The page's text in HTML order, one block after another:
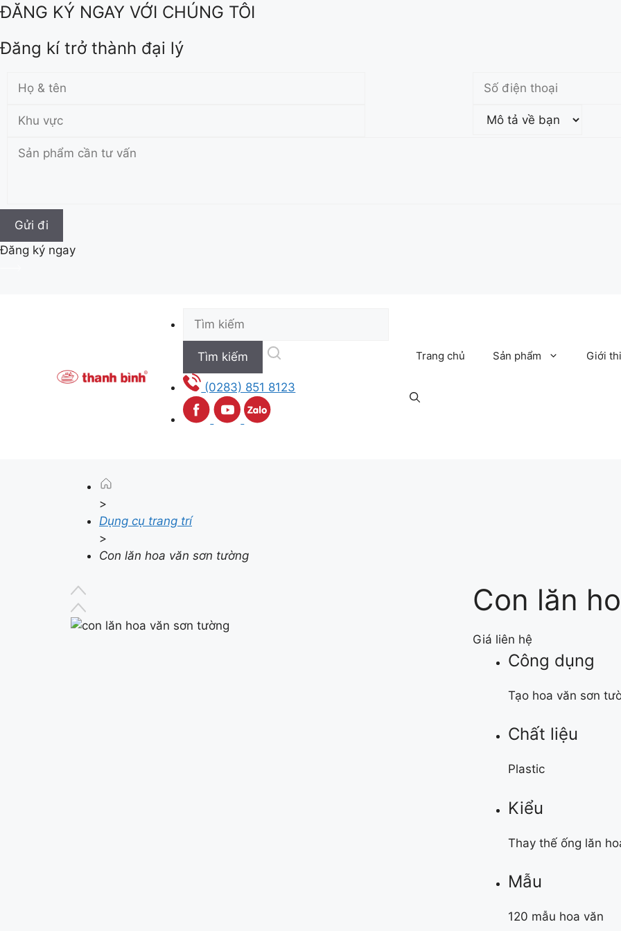
ĐĂNG KÝ NGAY VỚI CHÚNG TÔI
Đăng kí trở thành đại lý
Đăng ký ngay
(0283) 851 8123
Trang chủ Sản phẩm Giới
>
Dụng cụ trang trí
>
Con lăn hoa văn sơn tường
Con lăn
Giá liên hệ
Công dụng
Tạo hoa văn sơn
Chất liệu
Plastic
Kiểu
Thay thế ống lăn
Mẫu
120 mẫu hoa văn